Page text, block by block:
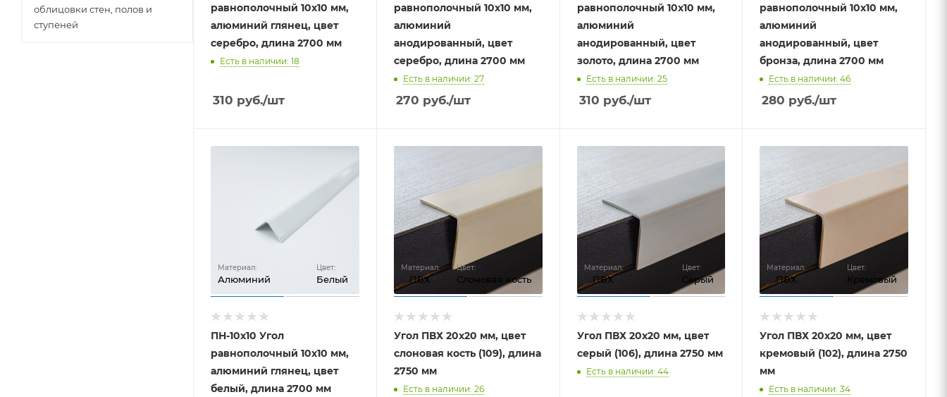
равнополочный 10х10 мм,
алюминий глянец, цвет
серебро, длина 2700 мм
Есть в наличии: 18
310 руб./шт
равнополочный 10х10 мм,
алюминий
анодированный, цвет
серебро, длина 2700 мм
Есть в наличии: 27
270 руб./шт
равнополочный 10х10 мм,
алюминий
анодированный, цвет
золото, длина 2700 мм
Есть в наличии: 25
310 руб./шт
равнополочный 10х10 мм,
алюминий
анодированный, цвет
бронза, длина 2700 мм
Есть в наличии: 46
280 руб./шт
Цвет:
Белый
Материал:
Алюминий
ПН-10х10 Угол
равнополочный 10х10 мм,
алюминий глянец, цвет
белый, длина 2700 мм
Цвет:
Слоновая кость
Материал:
ПВХ
Угол ПВХ 20х20 мм, цвет
слоновая кость (109), длина
2750 мм
Есть в наличии: 26
Цвет:
Серый
Материал:
ПВХ
Угол ПВХ 20х20 мм, цвет
серый (106), длина 2750 мм
Есть в наличии: 44
Цвет:
Кремовый
Материал:
ПВХ
Угол ПВХ 20х20 мм, цвет
кремовый (102), длина 2750
мм
Есть в наличии: 34
облицовки стен, полов и
ступеней